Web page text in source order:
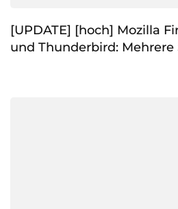
[UPDATE] [hoch] Mozilla
und Thunderbird: Mehrere